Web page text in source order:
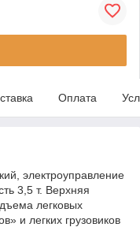
Оплата
электроуправление
3,5 т. Верхняя
легковых
и легких грузовиков